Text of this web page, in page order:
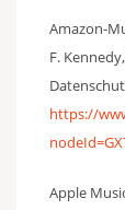
Amazon-
F.
https://
Apple